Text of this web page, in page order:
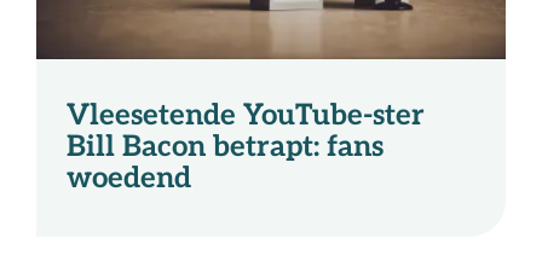
Contact
Vleesetende YouTube-ster
Bill Bacon betrapt: fans
woedend